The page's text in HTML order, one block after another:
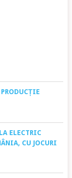
ELECTRIC
CU JOCURI